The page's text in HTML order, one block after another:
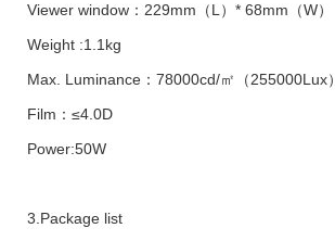
Viewer window：229mm（L）* 68mm（W）
Weight :1.1kg
Max. Luminance：78000cd/㎡（255000Lux）
Film：≤4.0D
Power:50W
3.Package list